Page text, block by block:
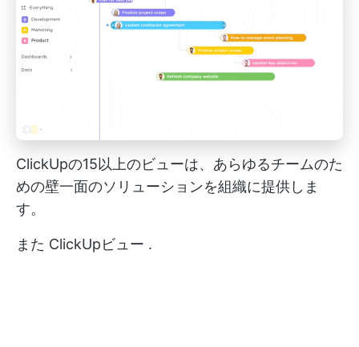
ClickUpの15以上のビューは、あらゆるチームのた
めの壁一面のソリューションを組織に提供しま
す。
また ClickUpビュー .